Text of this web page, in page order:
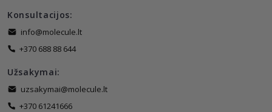
Konsultacijos:
info@molecule.lt
+370 688 88 644
Užsakymai:
uzsakymai@molecule.lt
+370 61241666